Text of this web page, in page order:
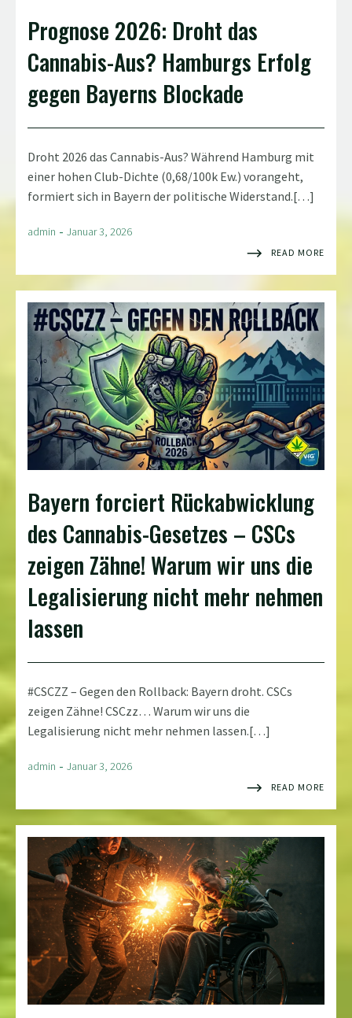
Prognose 2026: Droht das
Cannabis-Aus? Hamburgs Erfolg
gegen Bayerns Blockade
Droht 2026 das Cannabis-Aus? Während Hamburg mit
einer hohen Club-Dichte (0,68/100k Ew.) vorangeht,
formiert sich in Bayern der politische Widerstand.[…]
admin - Januar 3, 2026
READ MORE
Bayern forciert Rückabwicklung
des Cannabis-Gesetzes – CSCs
zeigen Zähne! Warum wir uns die
Legalisierung nicht mehr nehmen
lassen
#CSCZZ – Gegen den Rollback: Bayern droht. CSCs
zeigen Zähne! CSCzz… Warum wir uns die
Legalisierung nicht mehr nehmen lassen.[…]
admin - Januar 3, 2026
READ MORE